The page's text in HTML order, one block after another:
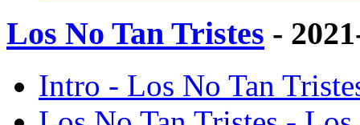
Los No Tan Tristes -
Intro - Los No Tan